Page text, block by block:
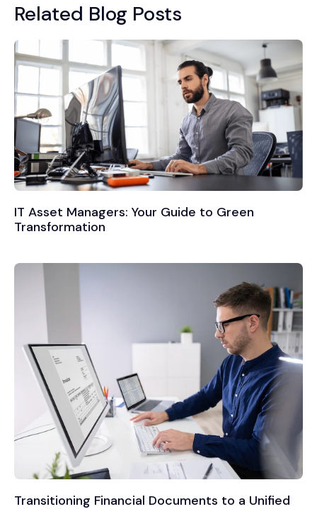
Related Blog Posts
IT Asset Managers: Your Guide to Green
Transformation
Transitioning Financial Documents to a Unified